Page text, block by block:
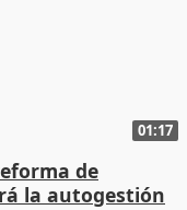
01:17
de
la autogestión